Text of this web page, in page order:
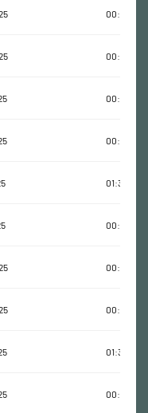
00:19:39
00:17:37
00:20:23
00:16:43
01:36:05
00:18:27
00:19:15
00:19:56
01:32:22
00:00:07